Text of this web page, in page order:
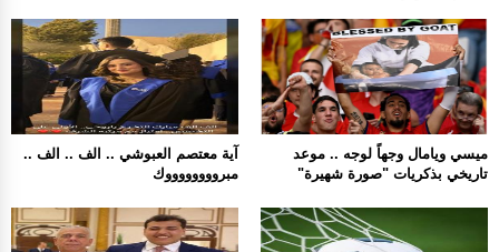
آية معتصم العبوشي .. الف .. الف ..
مبرووووووووك
ميسي ويامال وجهاً لوجه .. موعد
تاريخي بذكريات "صورة شهيرة"